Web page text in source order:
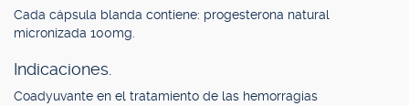
Cada cápsula blanda contiene: progesterona natural
micronizada 100mg.
Indicaciones.
Coadyuvante en el tratamiento de las hemorragias